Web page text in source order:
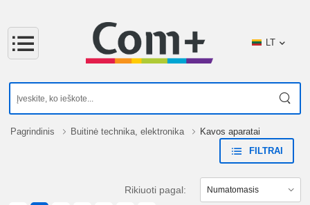
LT
Pagrindinis Buitinė technika, elektronika
Kavos aparatai
FILTRAI
Rikiuoti pagal: